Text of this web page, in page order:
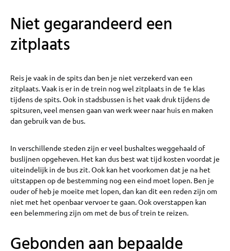
Niet gegarandeerd een
zitplaats
Reis je vaak in de spits dan ben je niet verzekerd van een
zitplaats. Vaak is er in de trein nog wel zitplaats in de 1e klas
tijdens de spits. Ook in stadsbussen is het vaak druk tijdens de
spitsuren, veel mensen gaan van werk weer naar huis en maken
dan gebruik van de bus.
In verschillende steden zijn er veel bushaltes weggehaald of
buslijnen opgeheven. Het kan dus best wat tijd kosten voordat je
uiteindelijk in de bus zit. Ook kan het voorkomen dat je na het
uitstappen op de bestemming nog een eind moet lopen. Ben je
ouder of heb je moeite met lopen, dan kan dit een reden zijn om
niet met het openbaar vervoer te gaan. Ook overstappen kan
een belemmering zijn om met de bus of trein te reizen.
Gebonden aan bepaalde